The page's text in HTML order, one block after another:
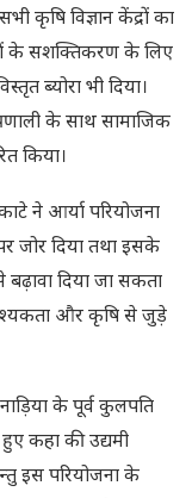
कृषि विज्ञान केंद्रों का
के सशक्तिकरण के लिए
ब्योरा भी दिया।
के साथ सामाजिक
किया।
ने आर्या परियोजना
जोर दिया तथा इसके
बढ़ावा दिया जा सकता
और कृषि से जुड़े
नाड़िया के पूर्व कुलपति
कहा की उद्यमी
इस परियोजना के